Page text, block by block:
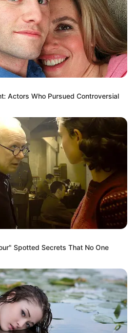
Actors Who Pursued Controversial
Spotted Secrets That No One